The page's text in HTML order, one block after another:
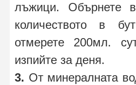
лъжици. Обърнете
количеството в
отмерете 200мл.
изпийте за деня.
3. От минералната